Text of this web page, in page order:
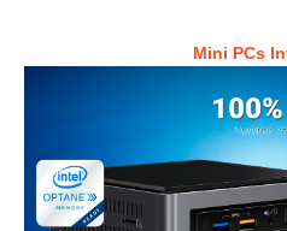
Mini PCs